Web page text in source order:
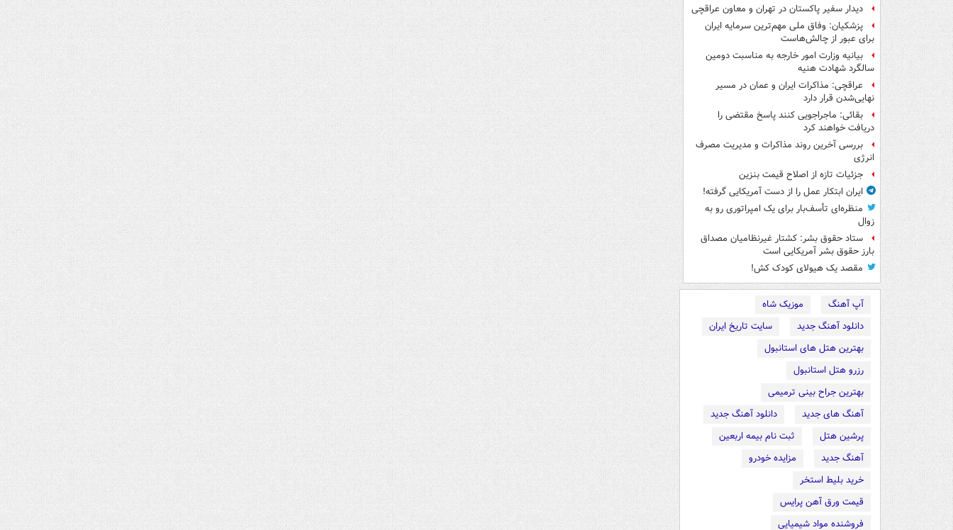
دیدار سفیر پاکستان در تهران و معاون عراقچی
پزشکیان: وفاق ملی مهم‌ترین سرمایه ایران
برای عبور از چالش‌هاست
بیانیه وزارت امور خارجه به مناسبت دومین
سالگرد شهادت هنیه
عراقچی: مذاکرات ایران و عمان در مسیر
نهایی‌شدن قرار دارد
بقائی: ماجراجویی کنند پاسخ مقتضی را
دریافت خواهند کرد
بررسی آخرین روند مذاکرات و مدیریت مصرف
انرژی
جزئیات تازه از اصلاح قیمت بنزین
ایران ابتکار عمل را از دست آمریکایی‌ گرفته!
منظره‌ای تأسف‌بار برای یک امپراتوری رو به
زوال
ستاد حقوق بشر: کشتار غیرنظامیان مصداق
بارز حقوق بشر آمریکایی است
مقصد یک هیولای کودک کش!
آپ آهنگ
موزیک شاه
دانلود آهنگ جدید
سایت تاریخ ایران
بهترین هتل های استانبول
رزرو هتل استانبول
بهترین جراح بینی ترمیمی
آهنگ های جدید
دانلود آهنگ جدید
پرشین هتل
ثبت نام بیمه اربعین
آهنگ جدید
مزایده خودرو
خرید بلیط استخر
قیمت ورق آهن پرایس
فروشنده مواد شیمیایی